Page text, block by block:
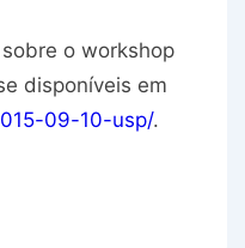
o workshop
disponíveis em
09-10-usp/.